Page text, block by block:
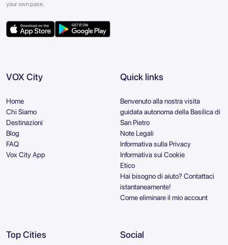
your own pace.
VOX City
Home
Chi Siamo
Destinazioni
Blog
FAQ
Vox City App
Quick links
Benvenuto alla nostra visita
guidata autonoma della Basilica di
San Pietro
Note Legali
Informativa sulla Privacy
Informativa sui Cookie
Etico
Hai bisogno di aiuto? Contattaci
istantaneamente!
Come eliminare il mio account
Top Cities Social